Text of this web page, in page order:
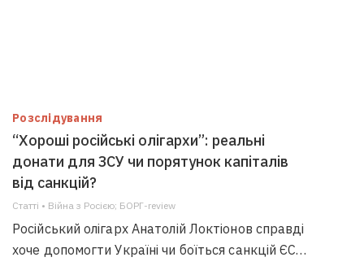
Розслідування
“Хороші російські олігархи”: реальні
донати для ЗСУ чи порятунок капіталів
від санкцій?
Статті • Війна з Росією; БОРГ-review
Російський олігарх Анатолій Локтіонов справді
хоче допомогти Україні чи боїться санкцій ЄС…